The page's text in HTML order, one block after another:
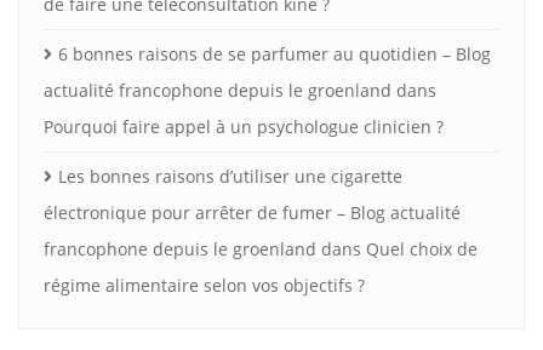
6 bonnes raisons de se parfumer au quotidien – Blog
actualité francophone depuis le groenland dans
Pourquoi faire appel à un psychologue clinicien ?
Les bonnes raisons d’utiliser une cigarette
électronique pour arrêter de fumer – Blog actualité
francophone depuis le groenland dans Quel choix de
régime alimentaire selon vos objectifs ?